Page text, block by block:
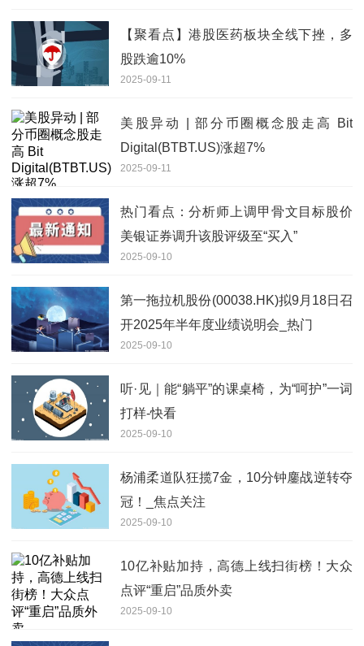
【聚看点】港股医药板块全线下挫，多
股跌逾10%
2025-09-11
美股异动 | 部分币圈概念股走高 Bit
Digital(BTBT.US)涨超7%
2025-09-11
热门看点：分析师上调甲骨文目标股价
美银证券调升该股评级至“买入”
2025-09-10
第一拖拉机股份(00038.HK)拟9月18日召
开2025年半年度业绩说明会_热门
2025-09-10
听·见｜能“躺平”的课桌椅，为“呵护”一词
打样-快看
2025-09-10
杨浦柔道队狂揽7金，10分钟鏖战逆转夺
冠！_焦点关注
2025-09-10
10亿补贴加持，高德上线扫街榜！大众
点评“重启”品质外卖
2025-09-10